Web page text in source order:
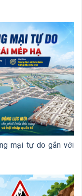
mại tự do gắn với